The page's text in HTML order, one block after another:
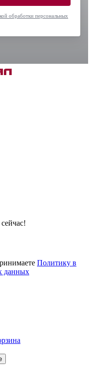
обработки персональных
Политику в
данных